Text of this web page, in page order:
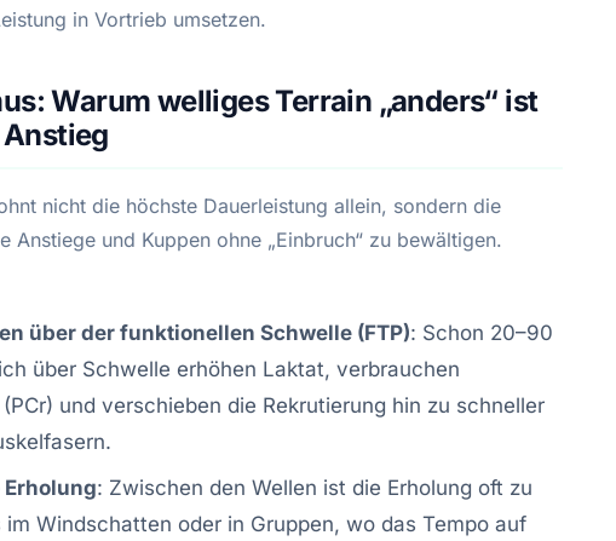
in Vortrieb umsetzen.
Warum welliges Terrain „anders“ ist
nicht die höchste Dauerleistung allein, sondern die
Anstiege und Kuppen ohne „Einbruch“ zu bewältigen.
über der funktionellen Schwelle (FTP): Schon 20–90
über Schwelle erhöhen Laktat, verbrauchen
und verschieben die Rekrutierung hin zu schneller
: Zwischen den Wellen ist die Erholung oft zu
im Windschatten oder in Gruppen, wo das Tempo auf